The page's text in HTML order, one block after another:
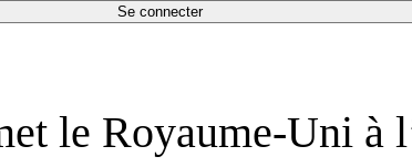
Se connecter
le Royaume-Uni à